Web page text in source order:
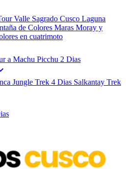
Valle Sagrado Cusco Laguna
de Colores Maras Moray y
en cuatrimoto
a Machu Picchu 2 Dias
Jungle Trek 4 Dias Salkantay Trek